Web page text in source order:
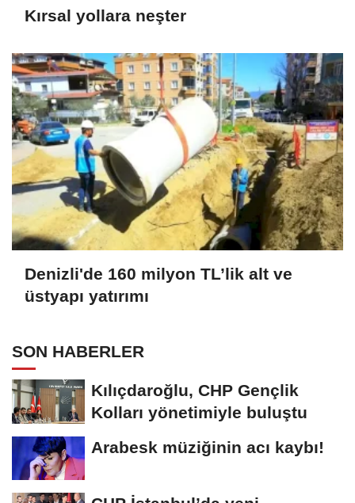
Kırsal yollara neşter
Denizli'de 160 milyon TL’lik alt ve
üstyapı yatırımı
SON HABERLER
Kılıçdaroğlu, CHP Gençlik
Kolları yönetimiyle buluştu
Arabesk müziğinin acı kaybı!